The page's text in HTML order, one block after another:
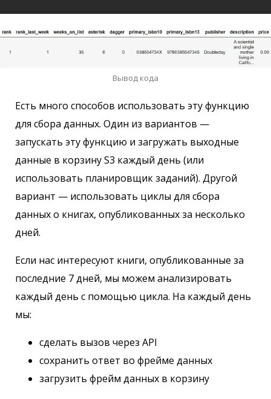
Вывод кода
Есть много способов использовать эту функцию
для сбора данных. Один из вариантов —
запускать эту функцию и загружать выходные
данные в корзину S3 каждый день (или
использовать планировщик заданий). Другой
вариант — использовать циклы для сбора
данных о книгах, опубликованных за несколько
дней.
Если нас интересуют книги, опубликованные за
последние 7 дней, мы можем анализировать
каждый день с помощью цикла. На каждый день
мы:
сделать вызов через API
сохранить ответ во фрейме данных
загрузить фрейм данных в корзину